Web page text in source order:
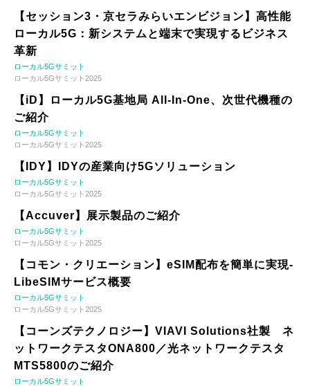
【セッション3・京セラみらいエンビジョン】高性能
ローカル5G：新システムと端末で実現するビジネス
革新
ローカル5Gサミット
ローカル5Gサミット2025
【iD】ローカル5G基地局 All-In-One、次世代機種の
ご紹介
ローカル5Gサミット
ローカル5Gサミット2025
【IDY】IDYの産業向け5Gソリューション
ローカル5Gサミット
ローカル5Gサミット2025
【Accuver】展示製品のご紹介
ローカル5Gサミット
ローカル5Gサミット2025
【コモン・クリエーション】eSIM配布を簡単に実現-
LibeSIMサービス概要
ローカル5Gサミット
ローカル5Gサミット2025
【コーンズテクノロジー】VIAVI Solutions社製 ネ
ットワークテスタONA800／光ネットワークテスタ
MTS5800のご紹介
ローカル5Gサミット